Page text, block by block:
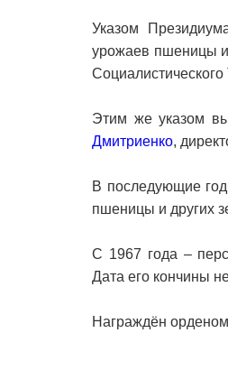
Указом
урожаев пшеницы
Этим же указом
Дмитриенко,
В последующие
пшеницы и других
С 1967 года –
Дата его кончины
Награждён